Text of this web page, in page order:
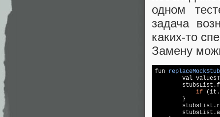
одном
задача
каких-то
Замену
fun replaceMockStub
val
if
        }